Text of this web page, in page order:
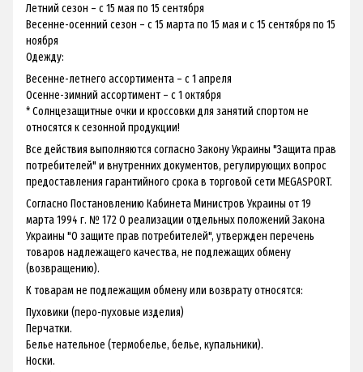
Летний сезон – с 15 мая по 15 сентября
Весенне-осенний сезон – с 15 марта по 15 мая и с 15 сентября по 15
ноября
Одежду:
Весенне-летнего ассортимента – с 1 апреля
Осенне-зимний ассортимент – с 1 октября
* Солнцезащитные очки и кроссовки для занятий спортом не
относятся к сезонной продукции!
Все действия выполняются согласно Закону Украины "Защита прав
потребителей" и внутренних документов, регулирующих вопрос
предоставления гарантийного срока в торговой сети MEGASPORT.
Согласно Постановлению Кабинета Министров Украины от 19
марта 1994 г. № 172 О реализации отдельных положений Закона
Украины "О защите прав потребителей", утвержден перечень
товаров надлежащего качества, не подлежащих обмену
(возвращению).
К товарам не подлежащим обмену или возврату относятся:
Пуховики (перо-пуховые изделия)
Перчатки.
Белье нательное (термобелье, белье, купальники).
Носки.